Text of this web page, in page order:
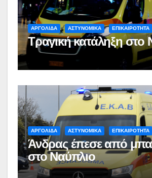
ΑΡΓΟΛΙΔΑ ΑΣΤΥΝΟΜΙΚΑ ΕΠΙΚΑΙΡΟΤΗΤΑ
Τραγική κατάληξη στο
ΑΡΓΟΛΙΔΑ ΑΣΤΥΝΟΜΙΚΑ ΕΠΙΚΑΙΡΟΤΗΤΑ
Άνδρας έπεσε από
στο Ναύπλιο